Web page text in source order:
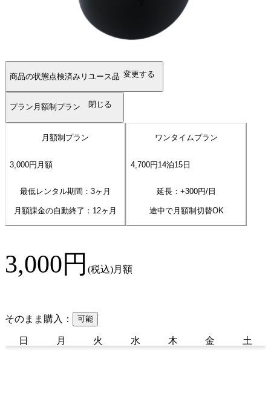
商品の状態点検済みリユース品 変更する
プラン 月額制プラン 閉じる
月額制プラン
3,000円 月額
最低レンタル期間：3ヶ月
月額課金の自動終了： 12ヶ月
ワンタイムプラン
4,700円14泊15日
延長：+300円/日
途中で月額制切替OK
3,000円 (税込)月額
そのまま購入： 可能
日 月 火 水 木 金 土